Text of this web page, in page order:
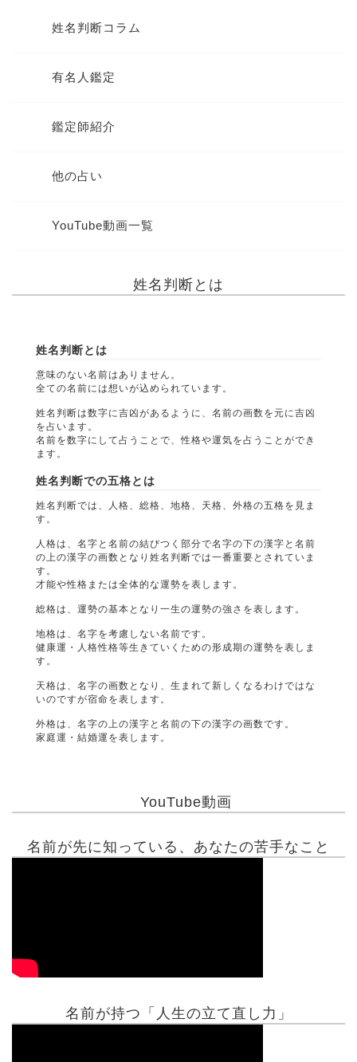
姓名判断コラム
有名人鑑定
鑑定師紹介
他の占い
YouTube動画一覧
姓名判断とは
姓名判断とは
意味のない名前はありません。
全ての名前には想いが込められています。
姓名判断は数字に吉凶があるように、名前の画数を元に吉凶
を占います。
名前を数字にして占うことで、性格や運気を占うことができ
ます。
姓名判断での五格とは
姓名判断では、人格、総格、地格、天格、外格の五格を見ま
す。
人格は、名字と名前の結びつく部分で名字の下の漢字と名前
の上の漢字の画数となり姓名判断では一番重要とされていま
す。
才能や性格または全体的な運勢を表します。
総格は、運勢の基本となり一生の運勢の強さを表します。
地格は、名字を考慮しない名前です。
健康運・人格性格等生きていくための形成期の運勢を表しま
す。
天格は、名字の画数となり、生まれて新しくなるわけではな
いのですが宿命を表します。
外格は、名字の上の漢字と名前の下の漢字の画数です。
家庭運・結婚運を表します。
YouTube動画
名前が先に知っている、あなたの苦手なこと
名前が持つ「人生の立て直し力」